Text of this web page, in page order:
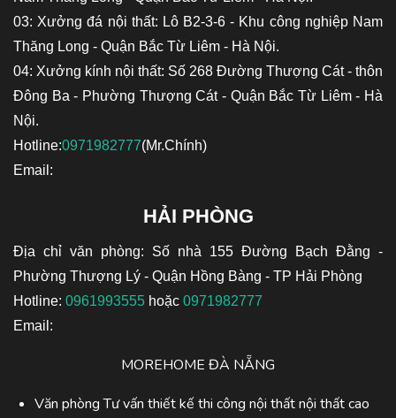
03: Xưởng đá nội thất: Lô B2-3-6 - Khu công nghiệp Nam
Thăng Long - Quận Bắc Từ Liêm - Hà Nội.
04: Xưởng kính nội thất: Số 268 Đường Thượng Cát - thôn
Đông Ba - Phường Thượng Cát - Quận Bắc Từ Liêm - Hà
Nội.
Hotline:0971982777(Mr.Chính)
Email:
HẢI PHÒNG
Địa chỉ văn phòng: Số nhà 155 Đường Bạch Đằng -
Phường Thượng Lý - Quận Hồng Bàng - TP Hải Phòng
Hotline: 0961993555 hoặc 0971982777
Email:
MOREHOME ĐÀ NẴNG
Văn phòng Tư vấn thiết kế thi công nội thất nội thất cao